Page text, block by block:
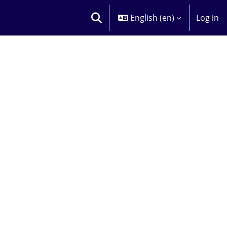
TOGGLE SEARCH INPUT
English ‎(en)‎ Log in